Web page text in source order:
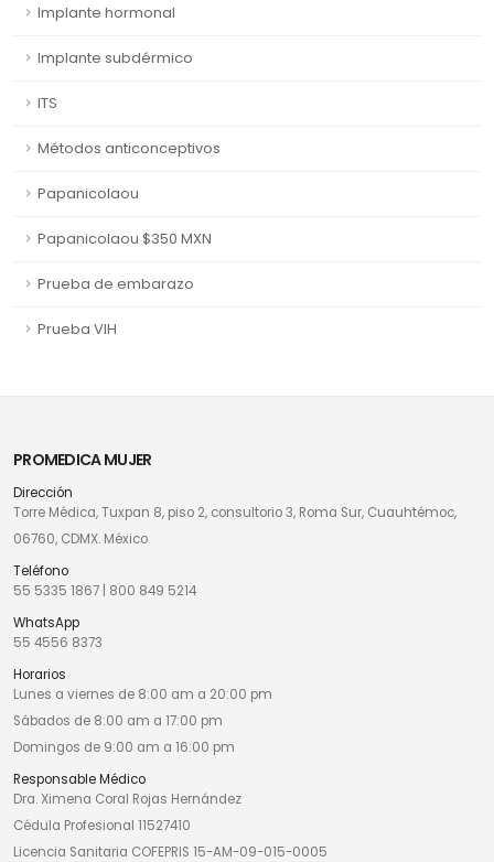
Implante hormonal
Implante subdérmico
ITS
Métodos anticonceptivos
Papanicolaou
Papanicolaou $350 MXN
Prueba de embarazo
Prueba VIH
PROMEDICA MUJER
Dirección
Torre Médica, Tuxpan 8, piso 2, consultorio 3, Roma Sur, Cuauhtémoc,
06760, CDMX. México
Teléfono
55 5335 1867
800 849 5214
WhatsApp
55 4556 8373
Horarios
Lunes a viernes de 8:00 am a 20:00 pm
Sábados de 8:00 am a 17:00 pm
Domingos de 9:00 am a 16:00 pm
Responsable Médico
Dra. Ximena Coral Rojas Hernández
Cédula Profesional 11527410
Licencia Sanitaria COFEPRIS 15-AM-09-015-0005